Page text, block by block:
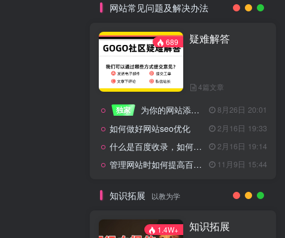
网站常见问题及解决办法
689 疑难解答
4篇文章
独家 为你的网站添加百度登录 8月26日 20:01
如何做好网站seo优化 2月16日 19:33
什么是百度收录，如何提高收录量？ 2月16日 19:14
管理网站时如何提高百度权重？ 11月9日 15:44
知识拓展 以教为学
1.4W+ 知识拓展